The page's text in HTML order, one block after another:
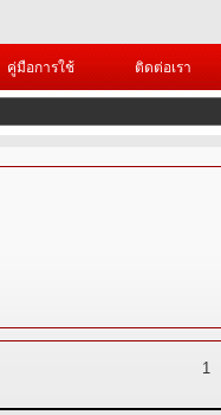
คู่มือการใช้ ติดต่อเรา
1